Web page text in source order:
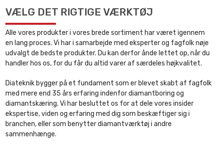
VÆLG DET RIGTIGE VÆRKTØJ
Alle vores produkter i vores brede sortiment har været igennem
en lang proces. Vi har i samarbejde med eksperter og fagfolk nøje
udvalgt de bedste produkter. Du kan derfor ånde lettet op, når du
handler hos os, for du får du altid varer af særdeles højkvalitet.
Diateknik bygger på et fundament som er blevet skabt af fagfolk
med mere end 35 års erfaring indenfor diamantboring og
diamantskæring. Vi har besluttet os for at dele vores insider
ekspertise, viden og erfaring med dig som beskæftiger sig i
branchen, eller som benytter diamantværktøj i andre
sammenhænge.